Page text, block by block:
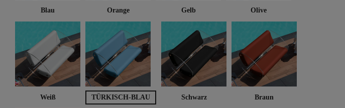
Blau Orange Gelb Olive
Weiß TÜRKISCH-BLAU Schwarz Braun